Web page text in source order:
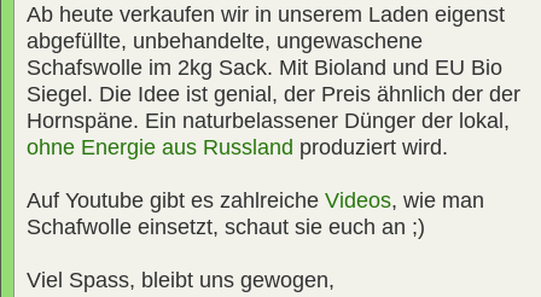
Ab heute verkaufen wir in unserem Laden eigenst
abgefüllte, unbehandelte, ungewaschene
Schafswolle im 2kg Sack. Mit Bioland und EU Bio
Siegel. Die Idee ist genial, der Preis ähnlich der der
Hornspäne. Ein naturbelassener Dünger der lokal,
ohne Energie aus Russland produziert wird.
Auf Youtube gibt es zahlreiche Videos, wie man
Schafwolle einsetzt, schaut sie euch an ;)
Viel Spass, bleibt uns gewogen,